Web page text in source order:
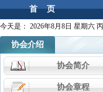
首 页
今天是： 2026年8月8日 星期六
协会介绍
协会简介
协会章程